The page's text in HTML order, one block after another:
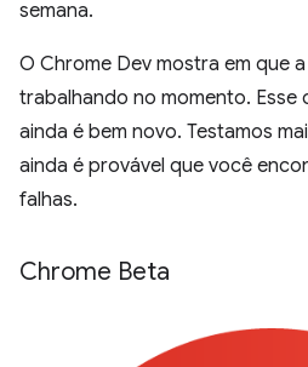
semana.
O Chrome Dev mostra em que
trabalhando no momento. Esse
ainda é bem novo. Testamos
ainda é provável que você
falhas.
Chrome Beta